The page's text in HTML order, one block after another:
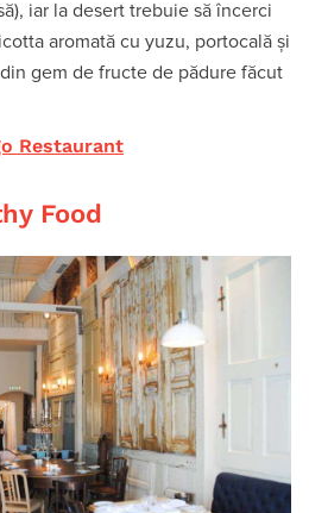
iar la desert trebuie să încerci
aromată cu yuzu, portocală și
gem de fructe de pădure făcut
Restaurant
Food